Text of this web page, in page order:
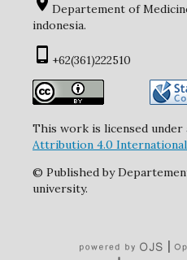
Departement of
indonesia.
+62(361)222510
This work is licensed under
Attribution 4.0 International
© Published by
university.